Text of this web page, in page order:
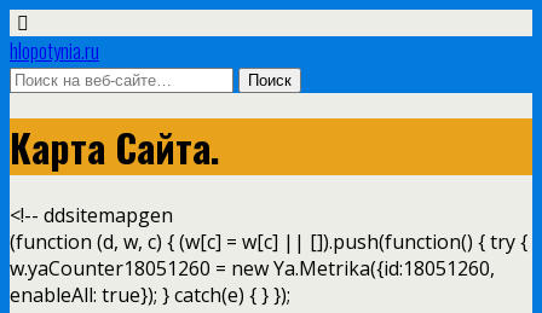
hlopotynia.ru
Карта Сайта.
<!-- ddsitemapgen
(function (d, w, c) { (w[c] = w[c] || []).push(function() { try {
w.yaCounter18051260 = new Ya.Metrika({id:18051260,
enableAll: true}); } catch(e) { } });